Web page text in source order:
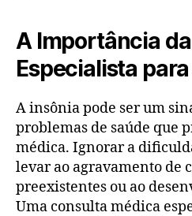
A Importância
Especialista
A insônia pode ser um
problemas de saúde que
médica. Ignorar a
levar ao agravamento de
preexistentes ou ao
Uma consulta médica